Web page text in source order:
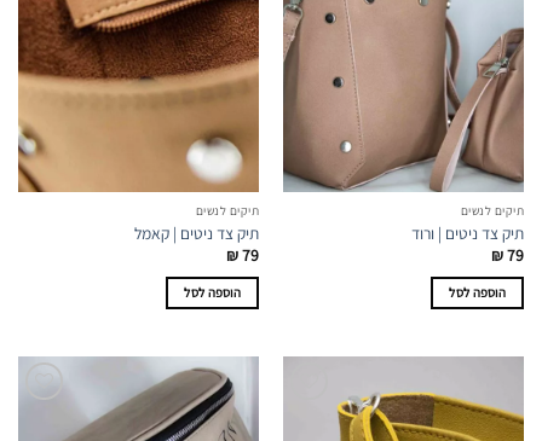
תיקים לנשים
תיק צד ניטים | ורוד
₪79
הוספה לסל
תיקים לנשים
תיק צד ניטים | קאמל
₪79
הוספה לסל